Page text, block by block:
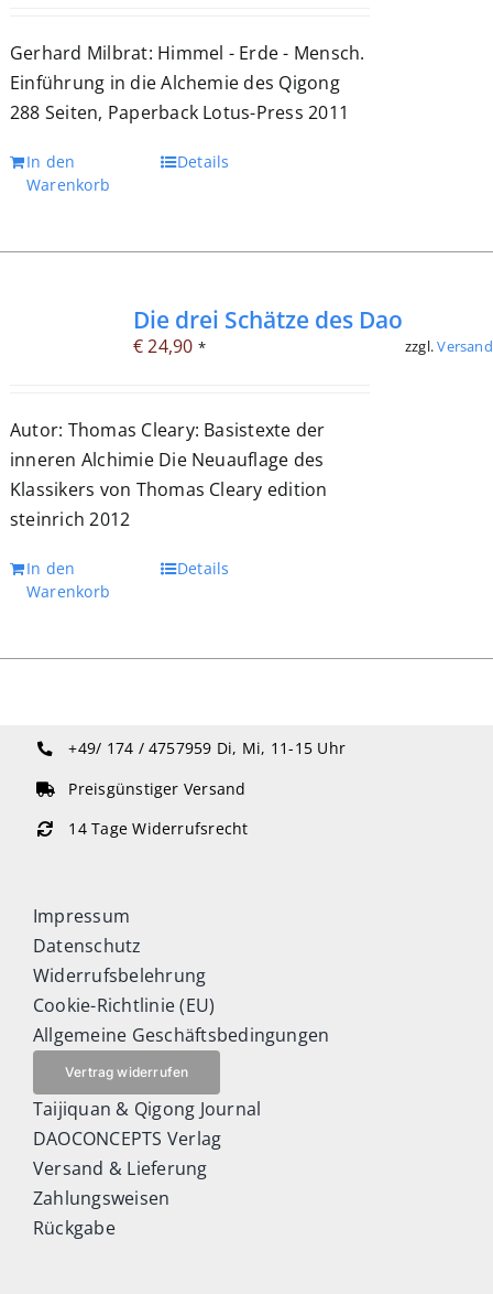
Gerhard Milbrat: Himmel - Erde - Mensch.
Einführung in die Alchemie des Qigong
288 Seiten, Paperback Lotus-Press 2011
In den
Warenkorb
Details
Die drei Schätze des Dao
€24,90 * zzgl.Versand
Autor: Thomas Cleary: Basistexte der
inneren Alchimie Die Neuauflage des
Klassikers von Thomas Cleary edition
steinrich 2012
In den
Warenkorb
Details
+49/ 174 / 4757959 Di, Mi, 11-15 Uhr
Preisgünstiger Versand
14 Tage Widerrufsrecht
Impressum
Datenschutz
Widerrufsbelehrung
Cookie-Richtlinie (EU)
Allgemeine Geschäftsbedingungen
Vertrag widerrufen
Taijiquan & Qigong Journal
DAOCONCEPTS Verlag
Versand & Lieferung
Zahlungsweisen
Rückgabe